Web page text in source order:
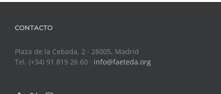
CONTACTO
Plaza de la Cebada, 2 · 28005, Madrid
Tel. (+34) 91 819 26 60 · info@faeteda.org